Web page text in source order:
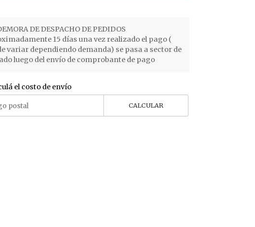
DE DESPACHO DE PEDIDOS
15 días una vez realizado el pago (
variar dependiendo demanda) se pasa a sector de
luego del envío de comprobante de pago
el costo de envío
CALCULAR